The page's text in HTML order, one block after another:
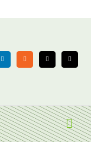
LinkedIn Rss X Email